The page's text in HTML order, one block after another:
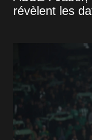
révèlent les